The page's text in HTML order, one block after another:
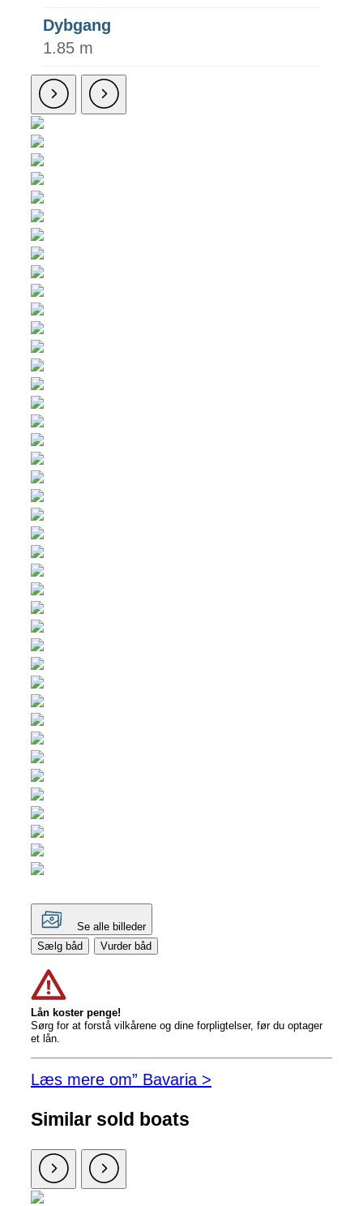
Dybgang
1.85 m
Se alle billeder
Sælg båd
Vurder båd
Lån koster penge!
Sørg for at forstå vilkårene og dine forpligtelser, før du optager
et lån.
Læs mere om” Bavaria >
Similar sold boats